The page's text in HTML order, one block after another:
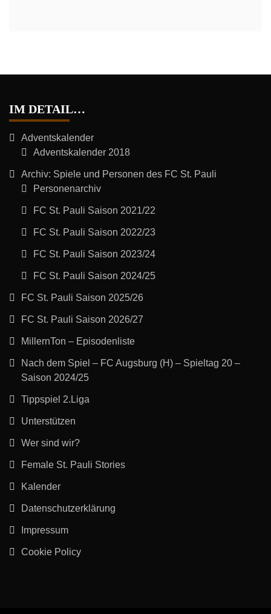
IM DETAIL…
Adventskalender
Adventskalender 2018
Archiv: Spiele und Personen des FC St. Pauli
Personenarchiv
FC St. Pauli Saison 2021/22
FC St. Pauli Saison 2022/23
FC St. Pauli Saison 2023/24
FC St. Pauli Saison 2024/25
FC St. Pauli Saison 2025/26
FC St. Pauli Saison 2026/27
MillernTon – Episodenliste
Nach dem Spiel – FC Augsburg (H) – Spieltag 20 –
Saison 2024/25
Tippspiel 2.Liga
Unterstützen
Wer sind wir?
Female St. Pauli Stories
Kalender
Datenschutzerklärung
Impressum
Cookie Policy